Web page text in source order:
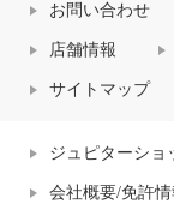
お問い合わせ
店舗情報
サイトマップ
ジュピターショ
会社概要/免許情